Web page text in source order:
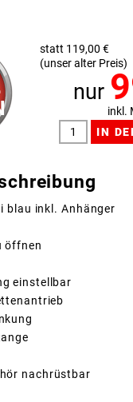
statt 119,00 €
(unser alter Preis)
nur
inkl.
blau inkl. Anhänger
öffnen
einstellbar
nachrüstbar